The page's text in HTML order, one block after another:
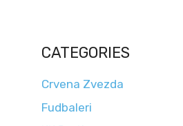
CATEGORIES
Crvena Zvezda
Fudbaleri